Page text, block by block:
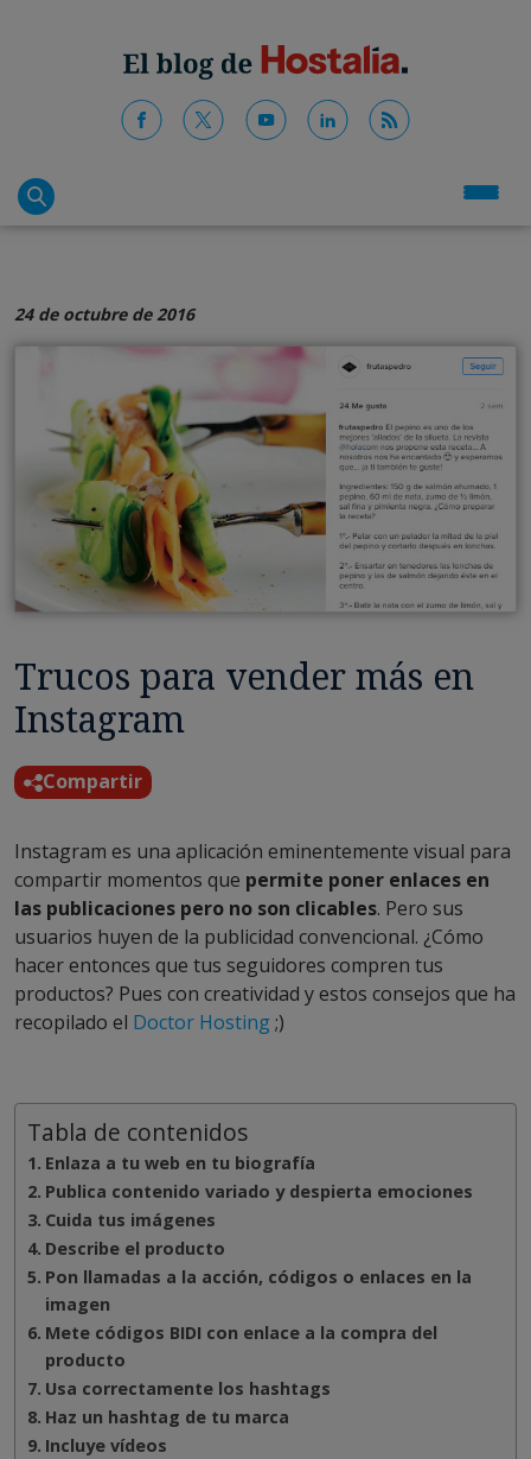
24 de octubre de 2016
Trucos para vender más en
Instagram
Compartir
Instagram es una aplicación eminentemente visual para
compartir momentos que permite poner enlaces en
las publicaciones pero no son clicables. Pero sus
usuarios huyen de la publicidad convencional. ¿Cómo
hacer entonces que tus seguidores compren tus
productos? Pues con creatividad y estos consejos que ha
recopilado el Doctor Hosting;)
Tabla de contenidos
Enlaza a tu web en tu biografía
Publica contenido variado y despierta emociones
Cuida tus imágenes
Describe el producto
Pon llamadas a la acción, códigos o enlaces en la
imagen
Mete códigos BIDI con enlace a la compra del
producto
Usa correctamente los hashtags
Haz un hashtag de tu marca
Incluye vídeos